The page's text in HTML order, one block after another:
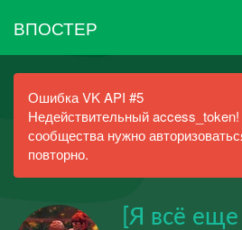
ВПОСТЕР
Ошибка VK API #5
Недействительный
сообщества нужно
повторно.
[Я всё еще